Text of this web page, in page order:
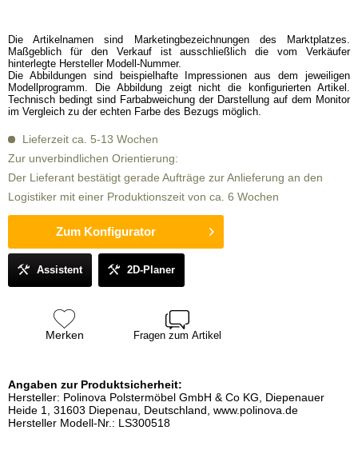
Die Artikelnamen sind Marketingbezeichnungen des Marktplatzes.
Maßgeblich für den Verkauf ist ausschließlich die vom Verkäufer
hinterlegte Hersteller Modell-Nummer.
Die Abbildungen sind beispielhafte Impressionen aus dem jeweiligen
Modellprogramm. Die Abbildung zeigt nicht die konfigurierten Artikel.
Technisch bedingt sind Farbabweichung der Darstellung auf dem Monitor
im Vergleich zu der echten Farbe des Bezugs möglich.
Lieferzeit ca. 5-13 Wochen
Zur unverbindlichen Orientierung:
Der Lieferant bestätigt gerade Aufträge zur Anlieferung an den
Logistiker mit einer Produktionszeit von ca. 6 Wochen
Zum Konfigurator
Assistent 2D-Planer
Merken Fragen zum Artikel
Angaben zur Produktsicherheit:
Hersteller: Polinova Polstermöbel GmbH & Co KG, Diepenauer
Heide 1, 31603 Diepenau, Deutschland, www.polinova.de
Hersteller Modell-Nr.: LS300518